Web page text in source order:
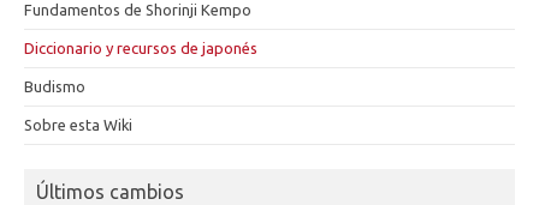
Fundamentos de Shorinji Kempo
Diccionario y recursos de japonés
Budismo
Sobre esta Wiki
Últimos cambios